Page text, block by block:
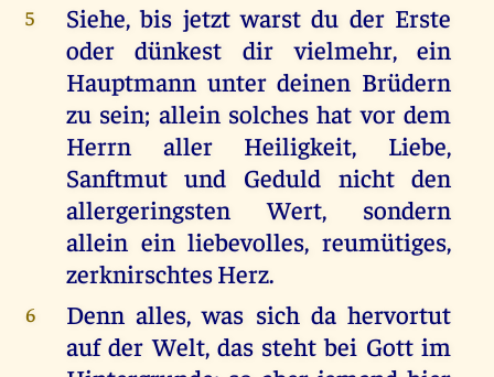
5
Siehe, bis jetzt warst du der Erste
oder dünkest dir vielmehr, ein
Hauptmann unter deinen Brüdern
zu sein; allein solches hat vor dem
Herrn aller Heiligkeit, Liebe,
Sanftmut und Geduld nicht den
allergeringsten Wert, sondern
allein ein liebevolles, reumütiges,
zerknirschtes Herz.
6
Denn alles, was sich da hervortut
auf der Welt, das steht bei Gott im